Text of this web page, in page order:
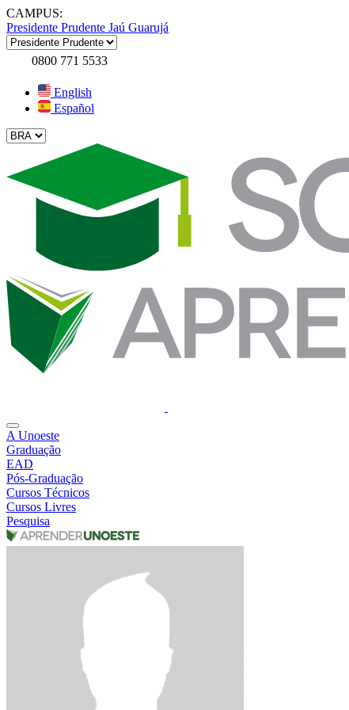
CAMPUS:
Presidente Prudente Jaú Guarujá
0800 771 5533
English
Español
A Unoeste
Graduação
EAD
Pós-Graduação
Cursos Técnicos
Cursos Livres
Pesquisa